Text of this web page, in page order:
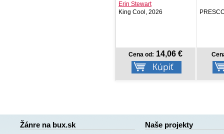
Erin Stewart
King Cool, 2026
Cena od: 14,06 €
Žánre na bux.sk Naše projekty